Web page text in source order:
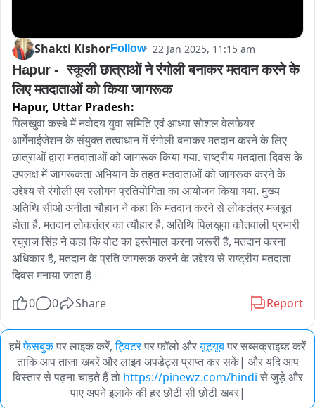
Shakti KishorFollow 22 Jan 2025, 11:15 am
Hapur -  स्कूली छात्राओं ने रंगोली बनाकर मतदान करने के
लिए मतदाताओं को किया जागरूक
Hapur, Uttar Pradesh:
पिलखुवा कस्बे में नवोदय युवा समिति एवं आध्या सोशल वेलफेयर
आर्गेनाईजेशन के संयुक्त तत्वाधान में रंगोली बनाकर मतदान करने के लिए
छात्राओं द्वारा मतदाताओं को जागरूक किया गया. राष्ट्रीय मतदाता दिवस के
उपलक्ष में जागरूकता अभियान के तहत मतदाताओं को जागरूक करने के
उद्देश्य से रंगोली एवं स्लोगन प्रतियोगिता का आयोजन किया गया. मुख्य
अतिथि सीओ अनीता चौहान ने कहा कि मतदान करने से लोकतंत्र मजबूत
होता है. मतदान लोकतंत्र का त्यौहार है. अतिथि पिलखुवा कोतवाली प्रभारी
रघुराज सिंह ने कहा कि वोट का इस्तेमाल करना जरूरी है, मतदान करना
अधिकार है, मतदान के प्रति जागरूक करने के उद्देश्य से राष्ट्रीय मतदाता
दिवस मनाया जाता है।
0
0 Share Report
हमेंफेसबुकपर लाइक करें, ट्विटरपर फॉलो औरयूट्यूबपर सब्सक्राइब्ड करें
ताकि आप ताजा खबरें और लाइव अपडेट्स प्राप्त कर सकें| और यदि आप
विस्तार से पढ़ना चाहते हैं तो https://pinewz.com/hindi से जुड़े और
पाए अपने इलाके की हर छोटी सी छोटी खबर|